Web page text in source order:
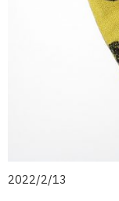
2022/2/13